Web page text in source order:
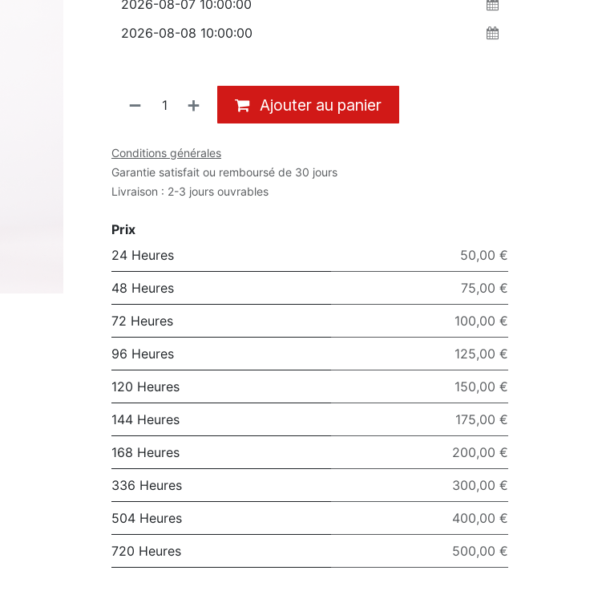
Ajouter au panier
Conditions générales
Garantie satisfait ou remboursé de 30 jours
Livraison : 2-3 jours ouvrables
Prix
24 Heures
50,00 €
48 Heures 75,00 €
72 Heures 100,00 €
96 Heures 125,00 €
120 Heures 150,00 €
144 Heures 175,00 €
168 Heures 200,00 €
336 Heures 300,00 €
504 Heures 400,00 €
720 Heures 500,00 €